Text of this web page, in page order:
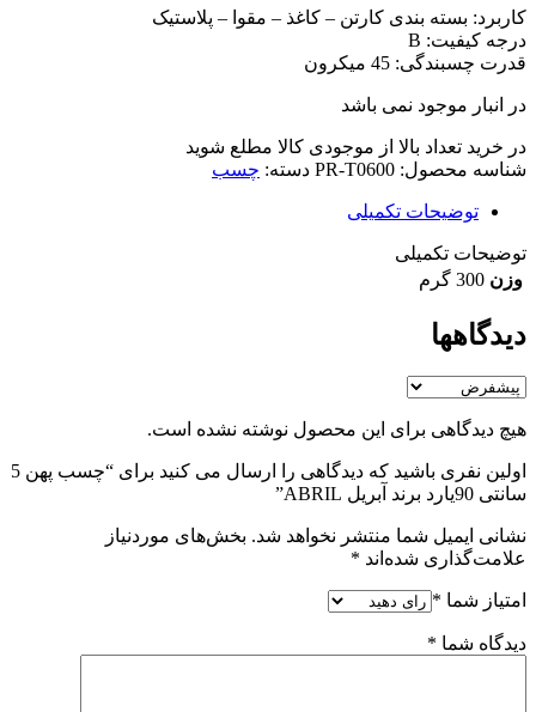
کاربرد: بسته بندی کارتن – کاغذ – مقوا – پلاستیک
درجه کیفیت: B
قدرت چسبندگی: 45 میکرون
در انبار موجود نمی باشد
در خرید تعداد بالا از موجودی کالا مطلع شوید
شناسه محصول: PR-T0600 دسته: چسب
توضیحات تکمیلی
توضیحات تکمیلی
وزن 300 گرم
دیدگاهها
هیچ دیدگاهی برای این محصول نوشته نشده است.
اولین نفری باشید که دیدگاهی را ارسال می کنید برای “چسب پهن 5
سانتی 90یارد برند آبریل ABRIL”
نشانی ایمیل شما منتشر نخواهد شد. بخش‌های موردنیاز
علامت‌گذاری شده‌اند *
امتیاز شما *
دیدگاه شما *